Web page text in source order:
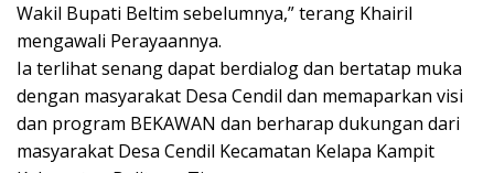
Wakil Bupati Beltim sebelumnya,” terang Khairil
mengawali Perayaannya.
Ia terlihat senang dapat berdialog dan bertatap muka
dengan masyarakat Desa Cendil dan memaparkan visi
dan program BEKAWAN dan berharap dukungan dari
masyarakat Desa Cendil Kecamatan Kelapa Kampit